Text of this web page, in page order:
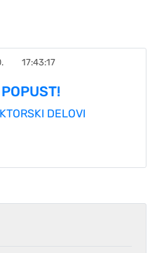
17:43:17
DELOVI